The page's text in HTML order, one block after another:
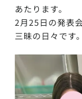
あたります。
2月25日の発表
三昧の日々です。